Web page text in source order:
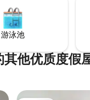
having a place of
hotel services.
游泳池
其他优质度假